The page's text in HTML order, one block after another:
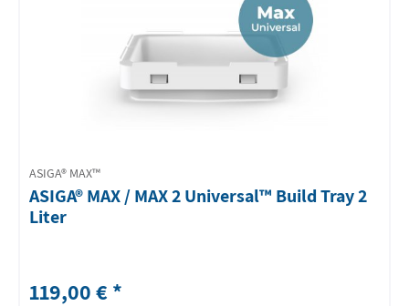
ASIGA® MAX™
ASIGA® MAX / MAX 2 Universal™ Build Tray 2
Liter
119,00 € *